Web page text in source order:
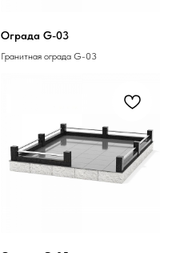
Ограда G-03
Гранитная ограда G-03